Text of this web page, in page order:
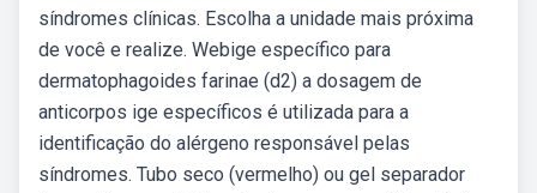
síndromes clínicas. Escolha a unidade mais próxima
de você e realize. Webige específico para
dermatophagoides farinae (d2) a dosagem de
anticorpos ige específicos é utilizada para a
identificação do alérgeno responsável pelas
síndromes. Tubo seco (vermelho) ou gel separador